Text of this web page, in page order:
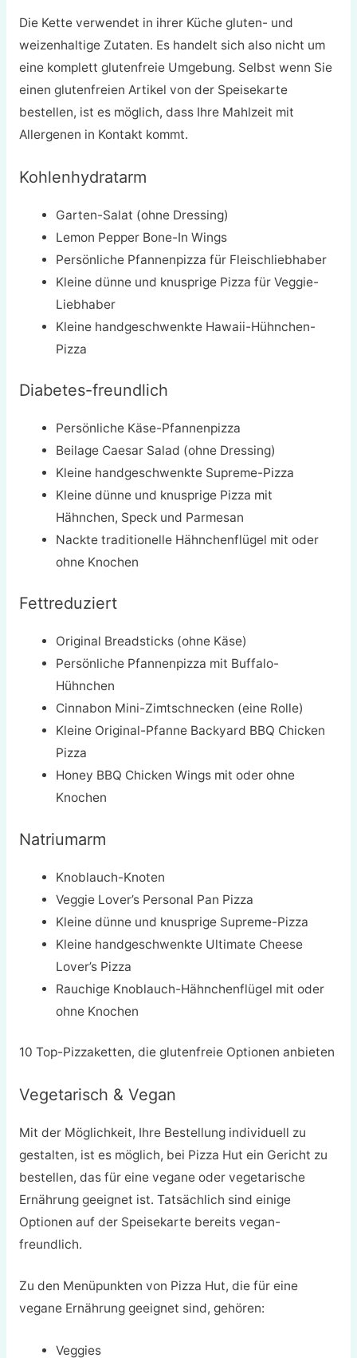
Die Kette verwendet in ihrer Küche gluten- und
weizenhaltige Zutaten. Es handelt sich also nicht um
eine komplett glutenfreie Umgebung. Selbst wenn Sie
einen glutenfreien Artikel von der Speisekarte
bestellen, ist es möglich, dass Ihre Mahlzeit mit
Allergenen in Kontakt kommt.
Kohlenhydratarm
Garten-Salat (ohne Dressing)
Lemon Pepper Bone-In Wings
Persönliche Pfannenpizza für Fleischliebhaber
Kleine dünne und knusprige Pizza für Veggie-
Liebhaber
Kleine handgeschwenkte Hawaii-Hühnchen-
Pizza
Diabetes-freundlich
Persönliche Käse-Pfannenpizza
Beilage Caesar Salad (ohne Dressing)
Kleine handgeschwenkte Supreme-Pizza
Kleine dünne und knusprige Pizza mit
Hähnchen, Speck und Parmesan
Nackte traditionelle Hähnchenflügel mit oder
ohne Knochen
Fettreduziert
Original Breadsticks (ohne Käse)
Persönliche Pfannenpizza mit Buffalo-
Hühnchen
Cinnabon Mini-Zimtschnecken (eine Rolle)
Kleine Original-Pfanne Backyard BBQ Chicken
Pizza
Honey BBQ Chicken Wings mit oder ohne
Knochen
Natriumarm
Knoblauch-Knoten
Veggie Lover’s Personal Pan Pizza
Kleine dünne und knusprige Supreme-Pizza
Kleine handgeschwenkte Ultimate Cheese
Lover’s Pizza
Rauchige Knoblauch-Hähnchenflügel mit oder
ohne Knochen
10 Top-Pizzaketten, die glutenfreie Optionen anbieten
Vegetarisch & Vegan
Mit der Möglichkeit, Ihre Bestellung individuell zu
gestalten, ist es möglich, bei Pizza Hut ein Gericht zu
bestellen, das für eine vegane oder vegetarische
Ernährung geeignet ist. Tatsächlich sind einige
Optionen auf der Speisekarte bereits vegan-
freundlich.
Zu den Menüpunkten von Pizza Hut, die für eine
vegane Ernährung geeignet sind, gehören:
Veggies